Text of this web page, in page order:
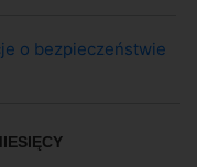
o bezpieczeństwie